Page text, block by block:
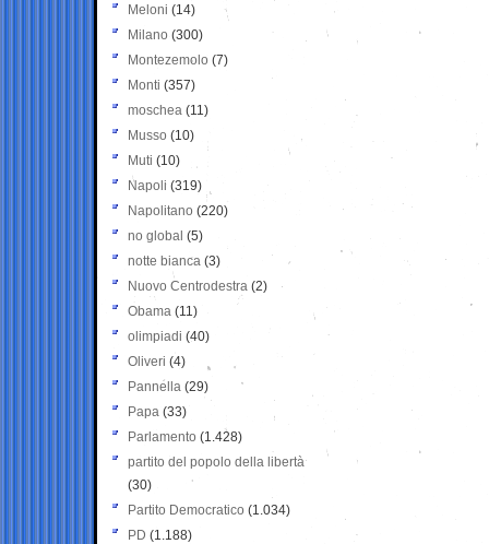
Meloni (14)
Milano (300)
Montezemolo (7)
Monti (357)
moschea (11)
Musso (10)
Muti (10)
Napoli (319)
Napolitano (220)
no global (5)
notte bianca (3)
Nuovo Centrodestra (2)
Obama (11)
olimpiadi (40)
Oliveri (4)
Pannella (29)
Papa (33)
Parlamento (1.428)
partito del popolo della libertà
(30)
Partito Democratico (1.034)
PD (1.188)